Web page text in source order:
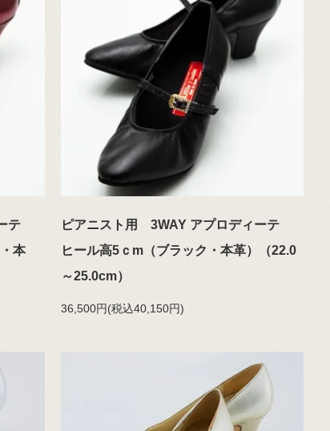
テ
本
ピアニスト用 3WAY アプロディーテ
ヒール高5ｃm（ブラック・本革）（22.0
～25.0cm）
36,500円(税込40,150円)